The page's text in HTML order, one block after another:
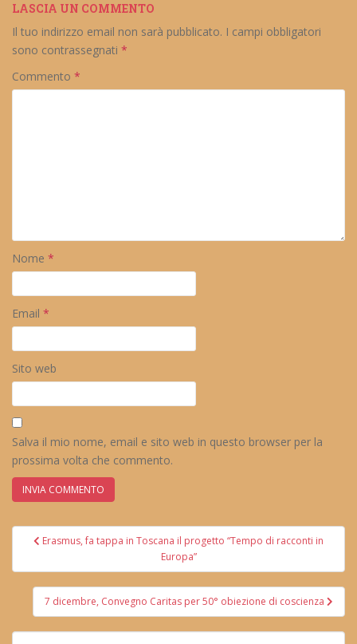
LASCIA UN COMMENTO
Il tuo indirizzo email non sarà pubblicato. I campi obbligatori
sono contrassegnati *
Commento *
Nome *
Email *
Sito web
Salva il mio nome, email e sito web in questo browser per la
prossima volta che commento.
Navigazione
Erasmus, fa tappa in Toscana il progetto “Tempo di racconti in
Europa”
7 dicembre, Convegno Caritas per 50° obiezione di coscienza